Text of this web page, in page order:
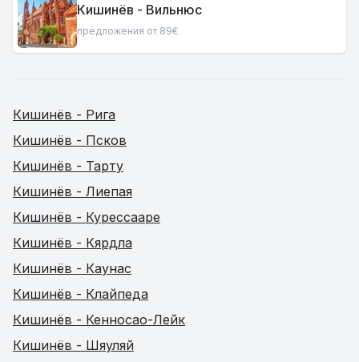
Кишинёв - Вильнюс
предложения от 89€
Кишинёв - Рига
Кишинёв - Псков
Кишинёв - Тарту
Кишинёв - Лиепая
Кишинёв - Курессааре
Кишинёв - Кярдла
Кишинёв - Каунас
Кишинёв - Клайпеда
Кишинёв - Кенносао-Лейк
Кишинёв - Шяуляй